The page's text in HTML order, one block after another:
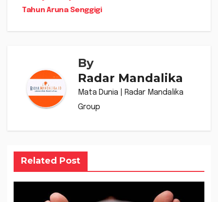
Tahun Aruna Senggigi
By
Radar Mandalika
Mata Dunia | Radar Mandalika
Group
Related Post